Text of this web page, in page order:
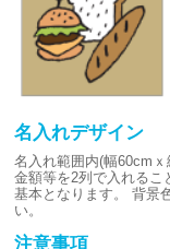
名入れデザイン
名入れ範囲内(幅60cm
金額等を2列で入れるこ
基本となります。
背景
い。
注意事項